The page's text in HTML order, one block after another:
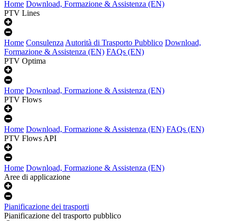
Home Download, Formazione & Assistenza (EN)
PTV Lines
Home ConsulenzaAutorità di Trasporto Pubblico Download,
Formazione & Assistenza (EN) FAQs (EN)
PTV Optima
Home Download, Formazione & Assistenza (EN)
PTV Flows
Home Download, Formazione & Assistenza (EN) FAQs (EN)
PTV Flows API
Home Download, Formazione & Assistenza (EN)
Aree di applicazione
Pianificazione dei trasporti
Pianificazione del trasporto pubblico